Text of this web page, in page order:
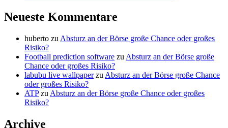
Neueste Kommentare
huberto zu Absturz an der Börse große Chance oder großes
Risiko?
Football prediction software zu Absturz an der Börse große
Chance oder großes Risiko?
labubu live wallpaperzu Absturz an der Börse große Chance
oder großes Risiko?
ATPzu Absturz an der Börse große Chance oder großes
Risiko?
Archive